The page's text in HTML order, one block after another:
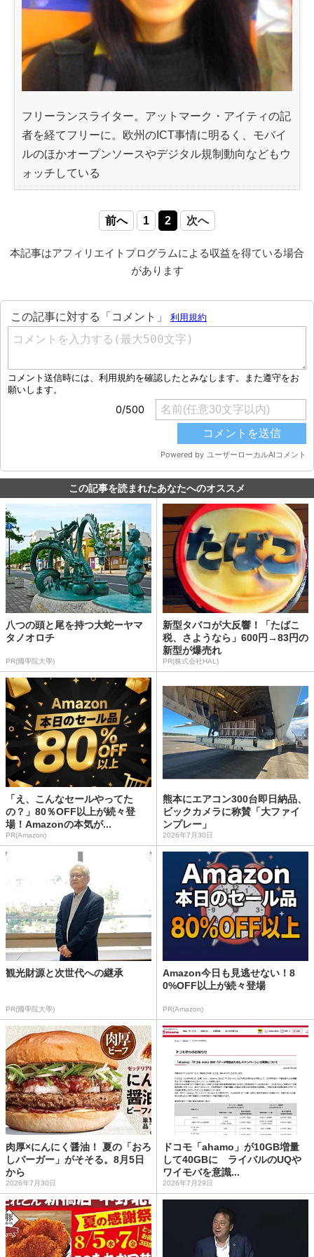
フリーランスライター。アットマーク・アイティの記
者を経てフリーに。欧州のICT事情に明るく、モバイ
ルのほかオープンソースやデジタル規制動向などもウ
ォッチしている
前へ 1 2 次へ
本記事はアフィリエイトプログラムによる収益を得ている場合
があります
この記事を読まれたあなたへのオススメ
八つの頭と尾を持つ大蛇ーヤマ
タノオロチ
PR(國學院大學)
新型タバコが大反響！「たばこ
税、さようなら」600円→83円の
新型が爆売れ
PR(株式会社HAL)
「え、こんなセールやってた
の？」80％OFF以上が続々登
場！Amazonの本気が...
PR(Amazon)
熊本にエアコン300台即日納品、
ビックカメラに称賛「大ファイ
ンプレー」
2026年7月30日
観光財源と次世代への継承
PR(國學院大學)
Amazon今日も見逃せない！8
0%OFF以上が続々登場
PR(Amazon)
肉厚×にんにく醤油！ 夏の「おろ
しバーガー」がそそる。8月5日
から
2026年7月30日
ドコモ「ahamo」が10GB増量
して40GBに ライバルのUQや
ワイモバを意識...
2026年7月29日